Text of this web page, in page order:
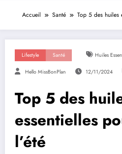
Accueil Santé Top 5 des huiles
Lifestyle Santé Huiles
Hello MissBonPlan 12/11/2024
Top 5 des
essentielles
l’été